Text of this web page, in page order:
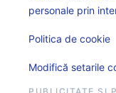
personale prin
Politica de cookie
Modifică setarile